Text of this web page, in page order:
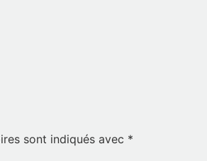
sont indiqués avec *